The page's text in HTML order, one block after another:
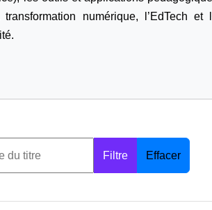
numérique, l’EdTech
Filtre Effacer